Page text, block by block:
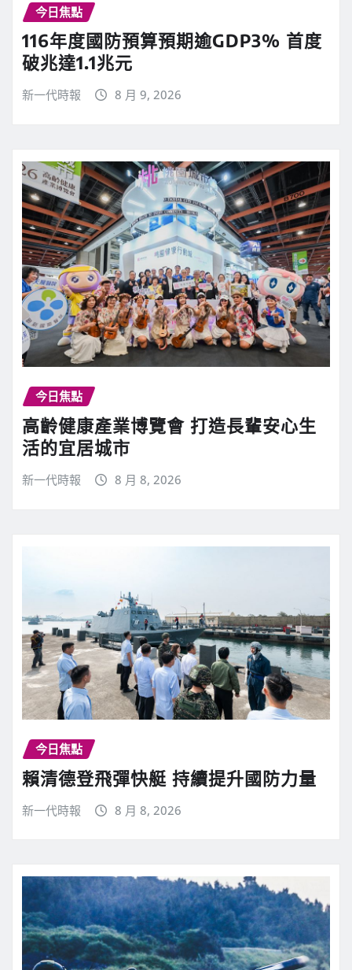
今日焦點
116年度國防預算預期逾GDP3% 首度
破兆達1.1兆元
新一代時報 8 月 9, 2026
今日焦點
高齡健康產業博覽會 打造長輩安心生
活的宜居城市
新一代時報 8 月 8, 2026
今日焦點
賴清德登飛彈快艇 持續提升國防力量
新一代時報 8 月 8, 2026